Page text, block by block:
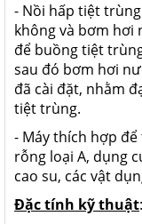
- Nồi hấp tiệt
không và bơm hơi
để buồng tiệt
sau đó bơm hơi
đã cài đặt, nhằm
tiệt trùng.
- Máy thích hợp
rỗng loại A, dụng
cao su, các vật
Đặc tính kỹ thuật: